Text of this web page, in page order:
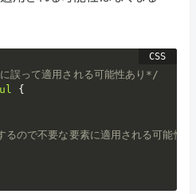
って適用される可能性あり*/
{
ので不要な要素に適用される可能性